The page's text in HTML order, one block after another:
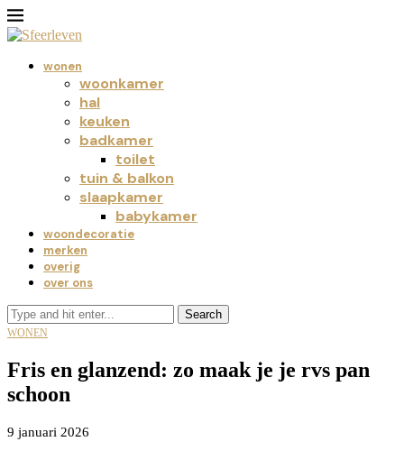
wonen
woonkamer
hal
keuken
badkamer
toilet
tuin & balkon
slaapkamer
babykamer
woondecoratie
merken
overig
over ons
Search
WONEN
Fris en glanzend: zo maak je je rvs pan
schoon
9 januari 2026